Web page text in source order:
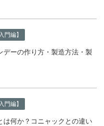
門編】
デーの作り方・製造方法・製
門編】
は何か？コニャックとの違い